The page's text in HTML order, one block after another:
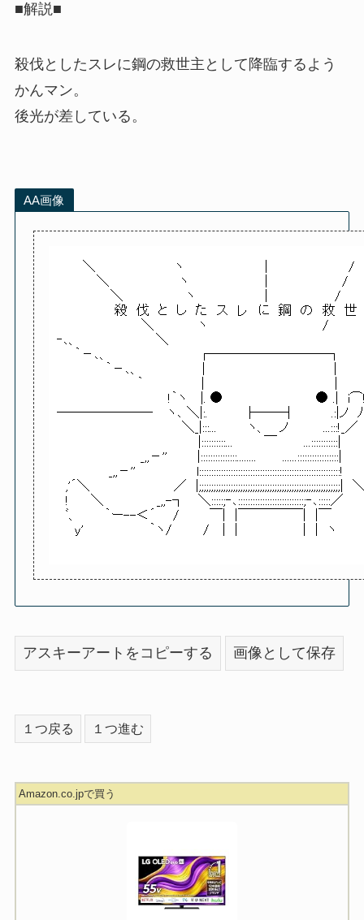
■解説■
殺伐としたスレに鋼の救世主として降臨するよう
かんマン。
後光が差している。
AA画像
アスキーアートをコピーする 画像として保存
１つ戻る １つ進む
Amazon.co.jpで買う